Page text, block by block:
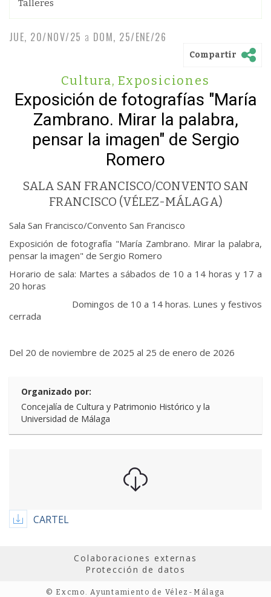
Talleres
JUE, 20/NOV/25 a DOM, 25/ENE/26
Compartir
Cultura, Exposiciones
Exposición de fotografías "María
Zambrano. Mirar la palabra,
pensar la imagen" de Sergio
Romero
SALA SAN FRANCISCO/CONVENTO SAN
FRANCISCO (VÉLEZ-MÁLAGA)
Sala San Francisco/Convento San Francisco
Exposición de fotografía "María Zambrano. Mirar la palabra,
pensar la imagen" de Sergio Romero
Horario de sala: Martes a sábados de 10 a 14 horas y 17 a
20 horas
Domingos de 10 a 14 horas. Lunes y festivos
cerrada
Del 20 de noviembre de 2025 al 25 de enero de 2026
Organizado por:
Concejalía de Cultura y Patrimonio Histórico y la
Universidad de Málaga
CARTEL
Colaboraciones externas
Protección de datos
© Excmo. Ayuntamiento de Vélez-Málaga